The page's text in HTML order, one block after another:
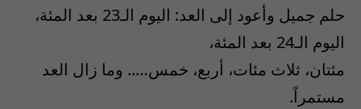
حلم جميل وأعود إلى العد: اليوم الـ23 بعد المئة،
اليوم الـ24 بعد المئة،
مئتان، ثلاث مئات، أربع، خمس….. وما زال العد
مستمراً.